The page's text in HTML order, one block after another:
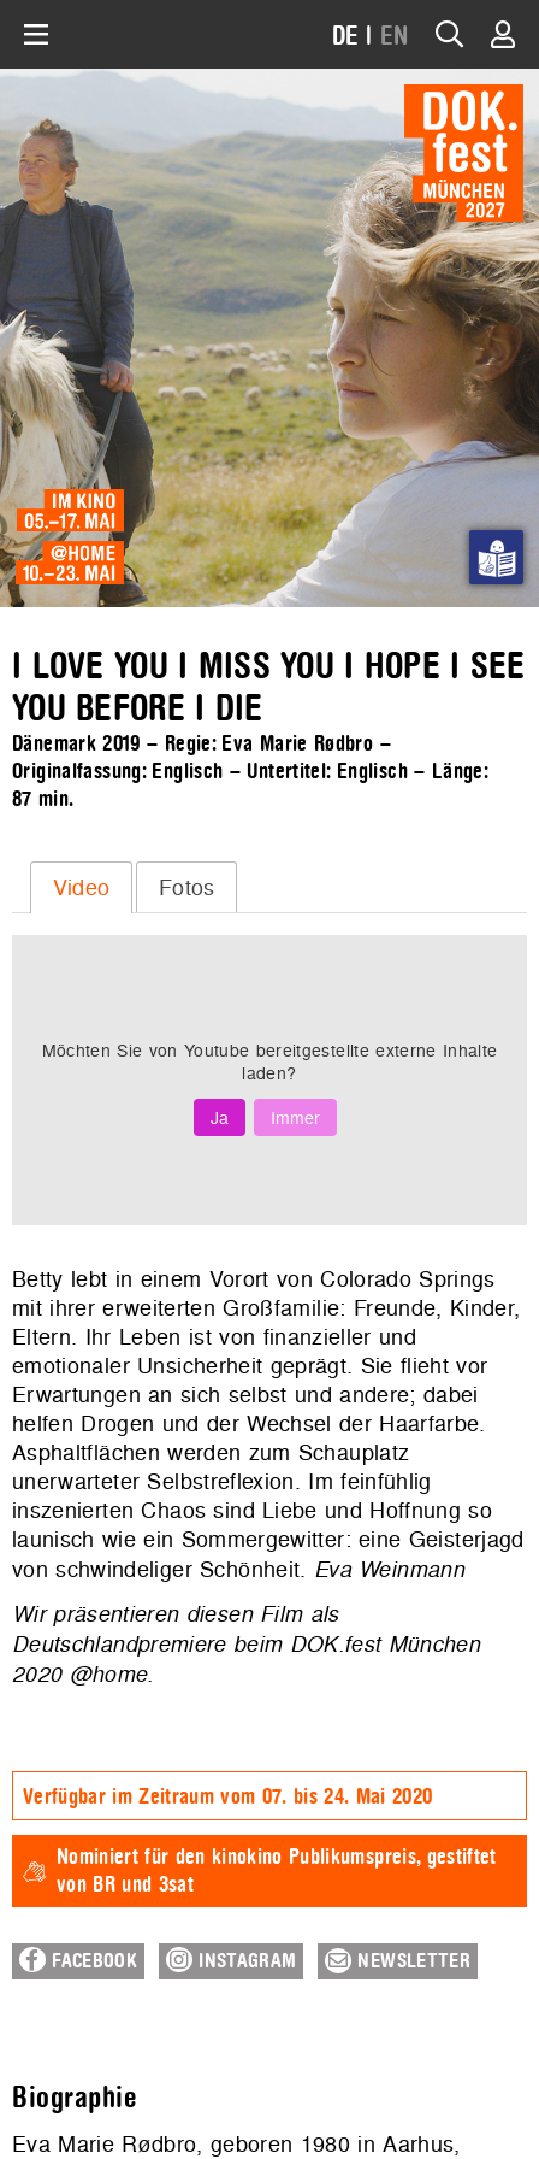
DE | EN
I LOVE YOU I MISS YOU I HOPE I SEE
YOU BEFORE I DIE
Dänemark 2019 – Regie: Eva Marie Rødbro –
Originalfassung: Englisch – Untertitel: Englisch – Länge:
87 min.
Video Fotos
Möchten Sie von Youtube bereitgestellte externe Inhalte
laden?
Ja
Immer
Betty lebt in einem Vorort von Colorado Springs
mit ihrer erweiterten Großfamilie: Freunde, Kinder,
Eltern. Ihr Leben ist von finanzieller und
emotionaler Unsicherheit geprägt. Sie flieht vor
Erwartungen an sich selbst und andere; dabei
helfen Drogen und der Wechsel der Haarfarbe.
Asphaltflächen werden zum Schauplatz
unerwarteter Selbstreflexion. Im feinfühlig
inszenierten Chaos sind Liebe und Hoffnung so
launisch wie ein Sommergewitter: eine Geisterjagd
von schwindeliger Schönheit. Eva Weinmann
Wir präsentieren diesen Film als
Deutschlandpremiere beim DOK.fest München
2020 @home.
Verfügbar im Zeitraum vom 07. bis 24. Mai 2020
Nominiert für den kinokino Publikumspreis, gestiftet
von BR und 3sat
FACEBOOK INSTAGRAM NEWSLETTER
Biographie
Eva Marie Rødbro, geboren 1980 in Aarhus,